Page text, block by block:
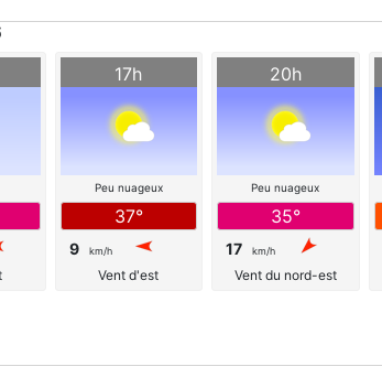
17h
Peu nuageux
37°
9 km/h
Vent d'est
20h
Peu nuageux
35°
17 km/h
Vent du nord-est